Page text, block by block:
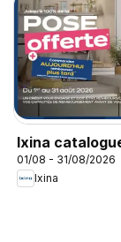
Ixina
01/08 - 31/08/2026
Ixina